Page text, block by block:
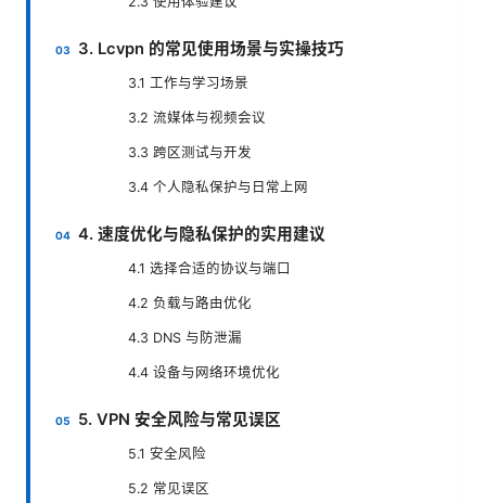
3. Lcvpn 的常见使用场景与实操技巧
3.1 工作与学习场景
3.2 流媒体与视频会议
3.3 跨区测试与开发
3.4 个人隐私保护与日常上网
4. 速度优化与隐私保护的实用建议
4.1 选择合适的协议与端口
4.2 负载与路由优化
4.3 DNS 与防泄漏
4.4 设备与网络环境优化
5. VPN 安全风险与常见误区
5.1 安全风险
5.2 常见误区